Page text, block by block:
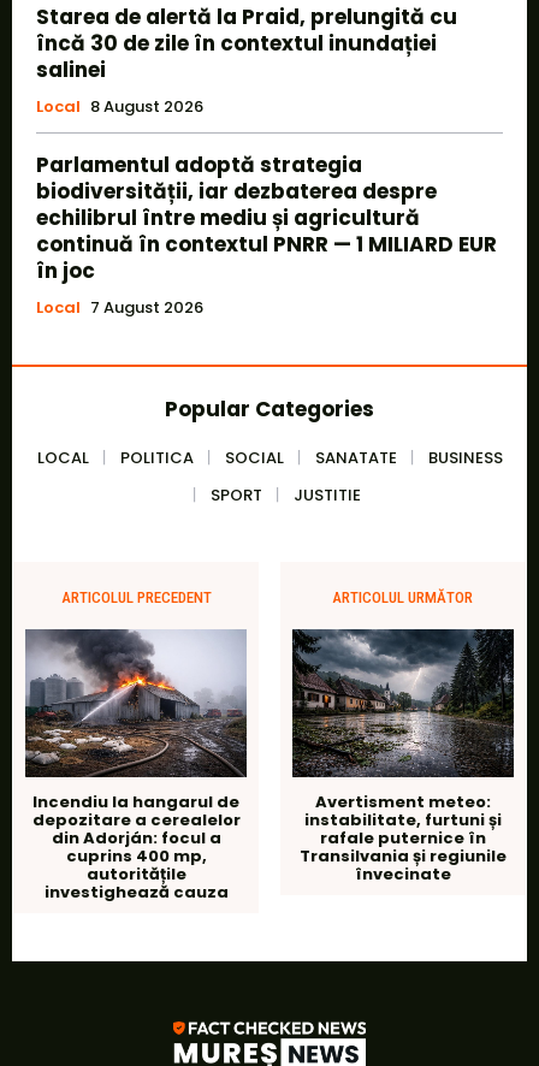
Starea de alertă la Praid, prelungită cu
încă 30 de zile în contextul inundației
salinei
Local 8 August 2026
Parlamentul adoptă strategia
biodiversității, iar dezbaterea despre
echilibrul între mediu și agricultură
continuă în contextul PNRR — 1 MILIARD EUR
în joc
Local 7 August 2026
Popular Categories
LOCAL POLITICA SOCIAL SANATATE
BUSINESS
SPORT
JUSTITIE
ARTICOLUL PRECEDENT
Incendiu la hangarul de
depozitare a cerealelor
din Adorján: focul a
cuprins 400 mp,
autoritățile
investighează cauza
ARTICOLUL URMĂTOR
Avertisment meteo:
instabilitate, furtuni și
rafale puternice în
Transilvania și regiunile
învecinate